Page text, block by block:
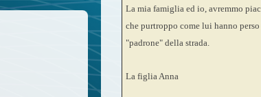
La mia famiglia ed io, avremmo
che purtroppo come lui hanno
"padrone" della strada.
La figlia Anna